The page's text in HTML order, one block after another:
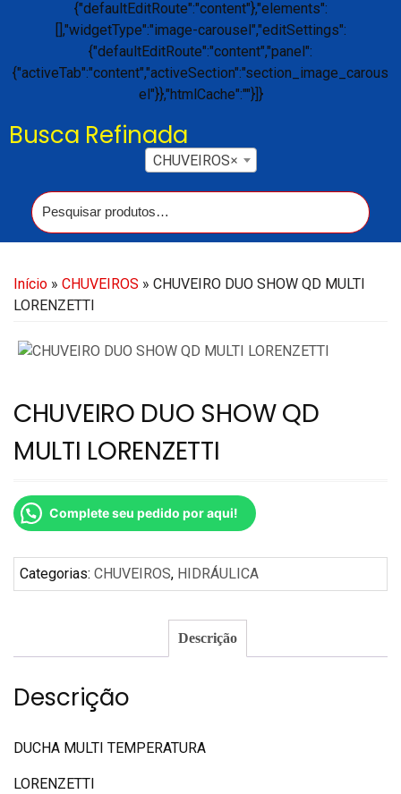
Busca Refinada
×
CHUVEIROS
Início » CHUVEIROS » CHUVEIRO DUO SHOW QD MULTI
LORENZETTI
CHUVEIRO DUO SHOW QD
MULTI LORENZETTI
Complete seu pedido por aqui!
Categorias: CHUVEIROS, HIDRÁULICA
Descrição
Descrição
DUCHA MULTI TEMPERATURA
LORENZETTI